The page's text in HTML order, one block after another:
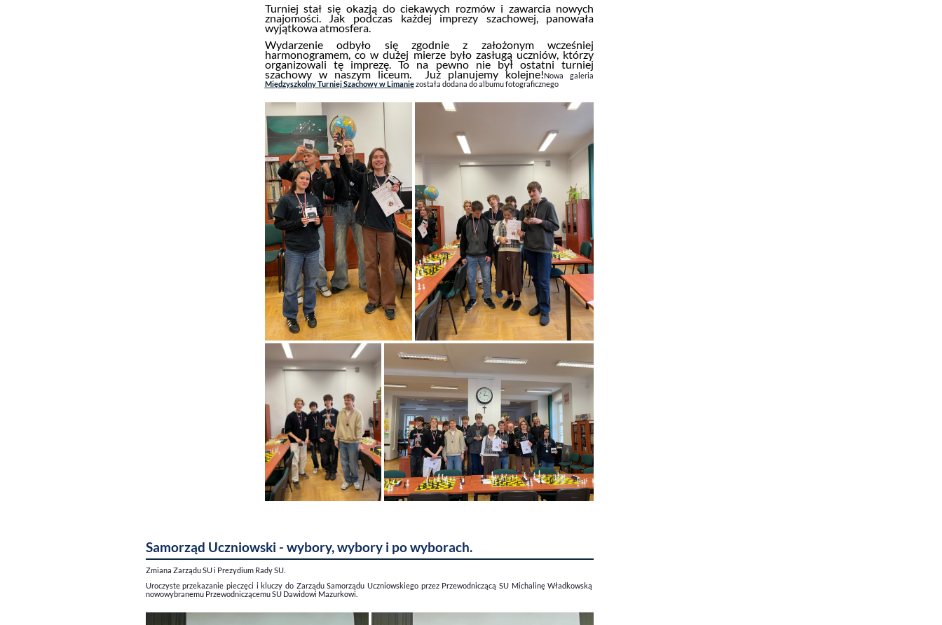
Turniej stał się okazją do ciekawych rozmów i zawarcia nowych
znajomości. Jak podczas każdej imprezy szachowej, panowała
wyjątkowa atmosfera.
Wydarzenie odbyło się zgodnie z założonym wcześniej
harmonogramem, co w dużej mierze było zasługą uczniów, którzy
organizowali tę imprezę. To na pewno nie był ostatni turniej
szachowy w naszym liceum. Już planujemy kolejne!Nowa galeria
Międzyszkolny Turniej Szachowy w Limaniezostała dodana do albumu fotograficznego
Samorząd Uczniowski - wybory, wybory i po wyborach.
Zmiana Zarządu SU i Prezydium Rady SU.
Uroczyste przekazanie pieczęci i kluczy do Zarządu Samorządu Uczniowskiego przez Przewodniczącą SU Michalinę Władkowską
nowowybranemu Przewodniczącemu SU Dawidowi Mazurkowi.